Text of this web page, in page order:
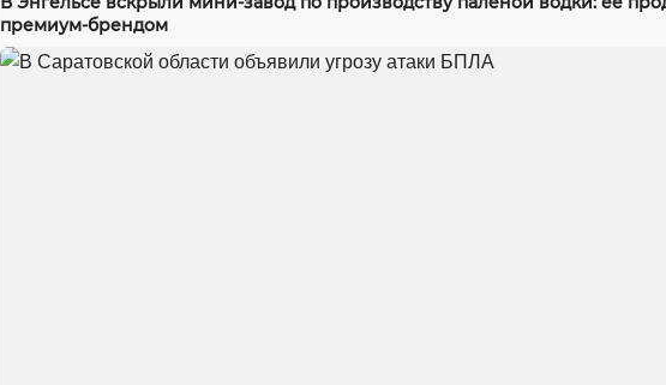
премиум-брендом